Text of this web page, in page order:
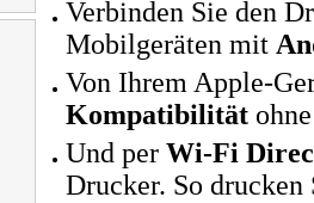
Verbinden Sie den
Mobilgeräten mit
Von Ihrem Apple-
Kompatibilität
Und per Wi-Fi
Drucker. So